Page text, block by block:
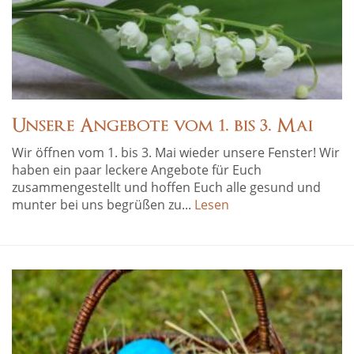
Unsere Angebote vom 1. bis 3. Mai
Wir öffnen vom 1. bis 3. Mai wieder unsere Fenster! Wir
haben ein paar leckere Angebote für Euch
zusammengestellt und hoffen Euch alle gesund und
munter bei uns begrüßen zu... Lesen